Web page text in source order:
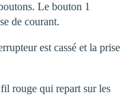
Le bouton 1
de courant.
est cassé et la prise
rouge qui repart sur les